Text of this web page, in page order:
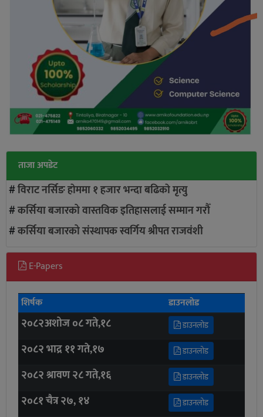
ताजा अपडेट
#विराट नर्सिङ हाेममा १ हजार भन्दा बढिकाे मृत्यु
#कर्सिया बजारको वास्तविक इतिहासलाई सम्मान गरौँ
#कर्सिया बजारको संस्थापक स्वर्गिय श्रीपत राजवंशी
E-Papers
शिर्षक डाउनलोड
२०८२अशोज ०८ गते,१८ डाउनलोड
२०८२ भाद्र ११ गते,१७ डाउनलोड
२०८२ श्रावण २८ गते,१६ डाउनलोड
२०८१ चैत्र २७, १४ डाउनलोड